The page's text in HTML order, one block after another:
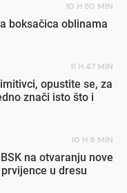
10 H 50 MIN
boksačica oblinama
11 H 47 MIN
opustite se, za
znači isto što i
10 H 8 MIN
na otvaranju nove
u dresu